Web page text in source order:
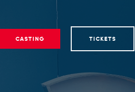
CASTING TICKETS